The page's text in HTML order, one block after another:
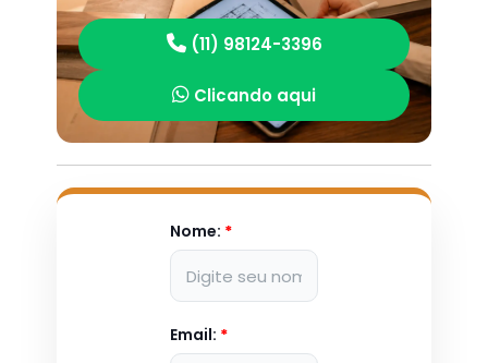
(11) 98124-3396
Clicando aqui
Nome: *
Email: *